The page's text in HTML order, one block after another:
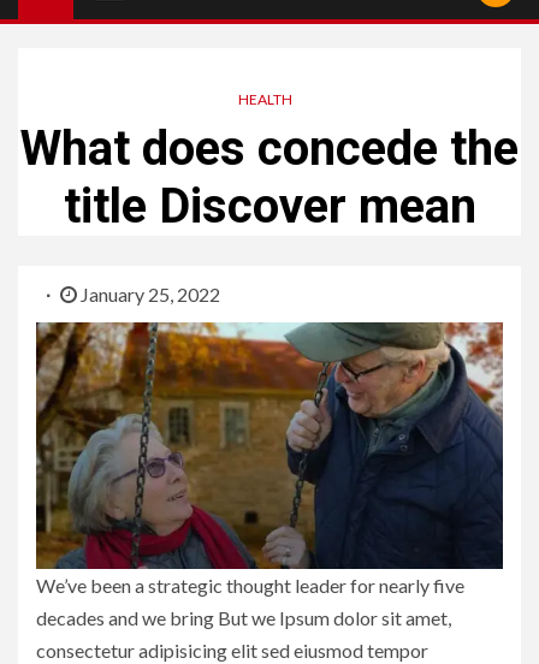
HEALTH
What does concede the
title Discover mean
January 25, 2022
We’ve been a strategic thought leader for nearly five
decades and we bring But we Ipsum dolor sit amet,
consectetur adipisicing elit sed eiusmod tempor